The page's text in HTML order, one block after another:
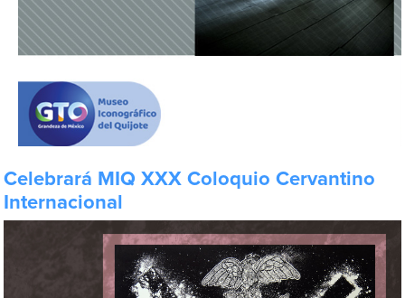
Celebrará MIQ XXX Coloquio Cervantino
Internacional